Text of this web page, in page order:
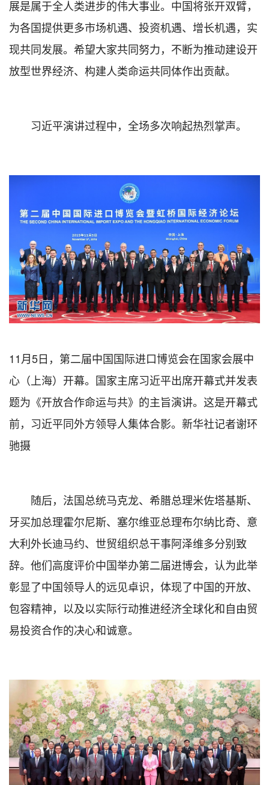
展是属于全人类进步的伟大事业。中国将张开双臂，
为各国提供更多市场机遇、投资机遇、增长机遇，实
现共同发展。希望大家共同努力，不断为推动建设开
放型世界经济、构建人类命运共同体作出贡献。
习近平演讲过程中，全场多次响起热烈掌声。
11月5日，第二届中国国际进口博览会在国家会展中
心（上海）开幕。国家主席习近平出席开幕式并发表
题为《开放合作命运与共》的主旨演讲。这是开幕式
前，习近平同外方领导人集体合影。新华社记者谢环
驰摄
随后，法国总统马克龙、希腊总理米佐塔基斯、
牙买加总理霍尔尼斯、塞尔维亚总理布尔纳比奇、意
大利外长迪马约、世贸组织总干事阿泽维多分别致
辞。他们高度评价中国举办第二届进博会，认为此举
彰显了中国领导人的远见卓识，体现了中国的开放、
包容精神，以及以实际行动推进经济全球化和自由贸
易投资合作的决心和诚意。